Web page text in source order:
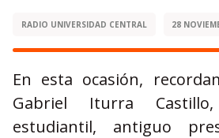
RADIO UNIVERSIDAD CENTRAL 28
En esta ocasión,
Gabriel Iturra
estudiantil, antiguo